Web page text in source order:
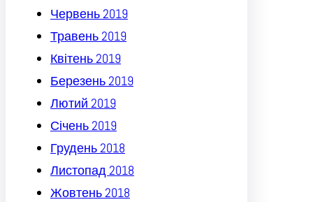
Червень 2019
Травень 2019
Квітень 2019
Березень 2019
Лютий 2019
Січень 2019
Грудень 2018
Листопад 2018
Жовтень 2018